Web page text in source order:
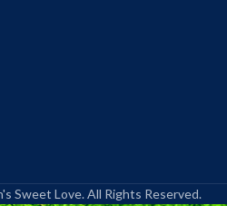
Sweet Love. All Rights Reserved.